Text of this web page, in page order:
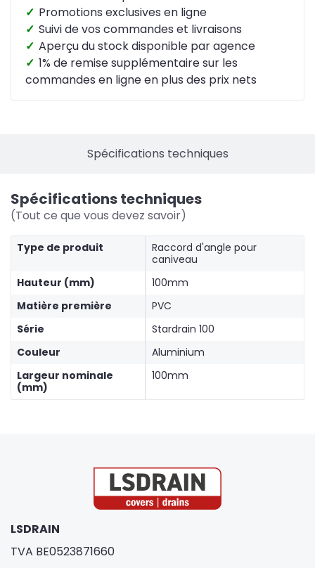
✓ Promotions exclusives en ligne
✓ Suivi de vos commandes et livraisons
✓ Aperçu du stock disponible par agence
✓ 1% de remise supplémentaire sur les
commandes en ligne en plus des prix nets
Spécifications techniques
Spécifications techniques
(Tout ce que vous devez savoir)
Type de produit
Raccord d'angle pour
caniveau
Hauteur (mm)
100mm
Matière première
PVC
Série
Stardrain 100
Couleur
Aluminium
Largeur nominale
(mm)
100mm
LSDRAIN
TVA BE0523871660